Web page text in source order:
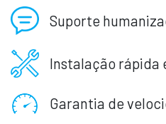
Suporte
Instalação rápida
Garantia de